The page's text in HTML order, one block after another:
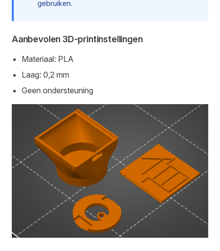
gebruiken.
Aanbevolen 3D-printinstellingen
Materiaal: PLA
Laag: 0,2 mm
Geen ondersteuning